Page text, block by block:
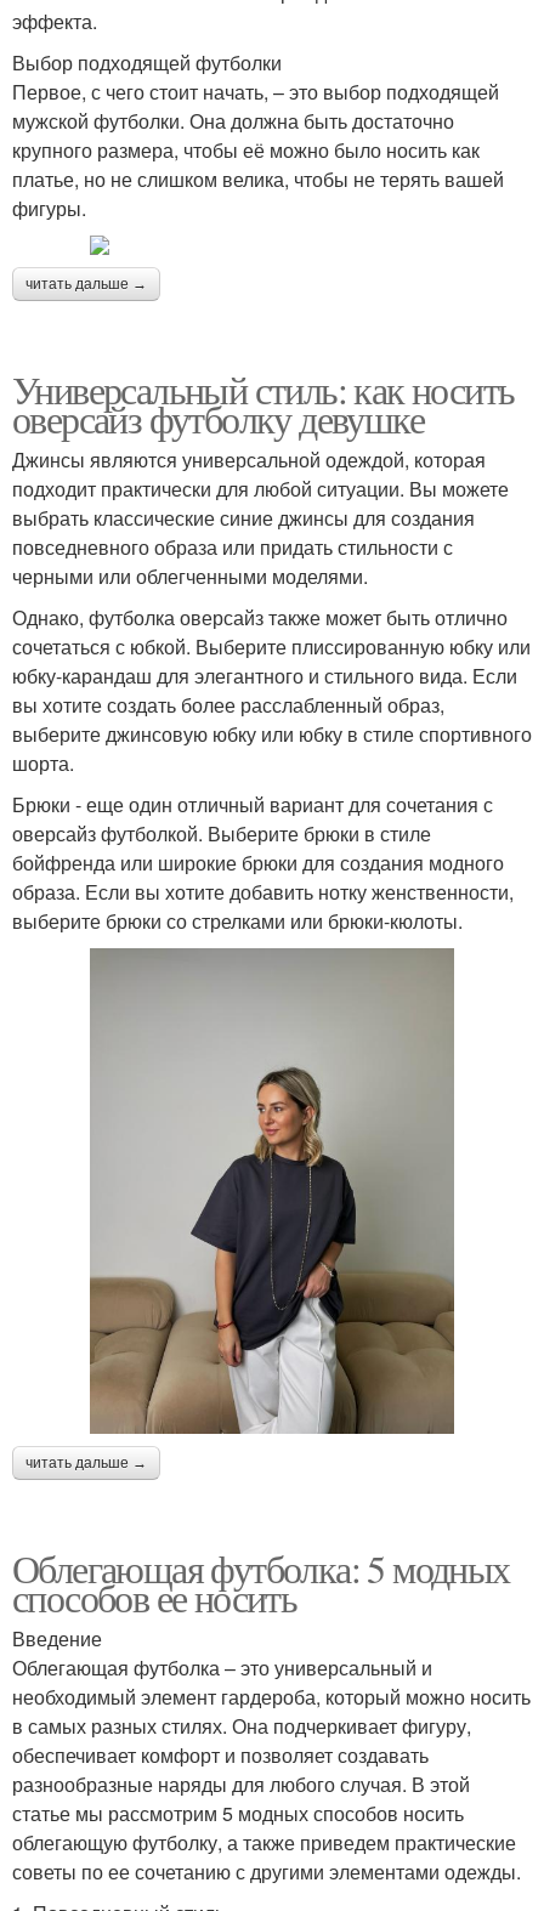
эффекта.
Выбор подходящей футболки
Первое, с чего стоит начать, – это выбор подходящей
мужской футболки. Она должна быть достаточно
крупного размера, чтобы её можно было носить как
платье, но не слишком велика, чтобы не терять вашей
фигуры.
читать дальше →
Универсальный стиль: как носить
оверсайз футболку девушке
Джинсы являются универсальной одеждой, которая
подходит практически для любой ситуации. Вы можете
выбрать классические синие джинсы для создания
повседневного образа или придать стильности с
черными или облегченными моделями.
Однако, футболка оверсайз также может быть отлично
сочетаться с юбкой. Выберите плиссированную юбку или
юбку-карандаш для элегантного и стильного вида. Если
вы хотите создать более расслабленный образ,
выберите джинсовую юбку или юбку в стиле спортивного
шорта.
Брюки - еще один отличный вариант для сочетания с
оверсайз футболкой. Выберите брюки в стиле
бойфренда или широкие брюки для создания модного
образа. Если вы хотите добавить нотку женственности,
выберите брюки со стрелками или брюки-кюлоты.
читать дальше →
Облегающая футболка: 5 модных
способов ее носить
Введение
Облегающая футболка – это универсальный и
необходимый элемент гардероба, который можно носить
в самых разных стилях. Она подчеркивает фигуру,
обеспечивает комфорт и позволяет создавать
разнообразные наряды для любого случая. В этой
статье мы рассмотрим 5 модных способов носить
облегающую футболку, а также приведем практические
советы по ее сочетанию с другими элементами одежды.